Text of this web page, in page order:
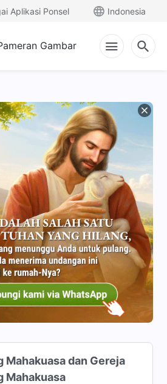
Aplikasi Ponsel Indonesia
Gambar
Mahakuasa dan Gereja
Mahakuasa